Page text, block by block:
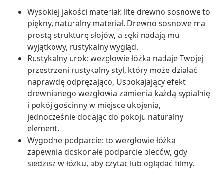
Wysokiej jakości materiał: lite drewno sosnowe to
piękny, naturalny materiał. Drewno sosnowe ma
prostą strukturę słojów, a sęki nadają mu
wyjątkowy, rustykalny wygląd.
Rustykalny urok: wezgłowie łóżka nadaje Twojej
przestrzeni rustykalny styl, który może działać
naprawdę odprężająco, Uspokajający efekt
drewnianego wezgłowia zamienia każdą sypialnię
i pokój gościnny w miejsce ukojenia,
jednocześnie dodając do pokoju naturalny
element.
Wygodne podparcie: to wezgłowie łóżka
zapewnia doskonałe podparcie pleców, gdy
siedzisz w łóżku, aby czytać lub oglądać filmy.